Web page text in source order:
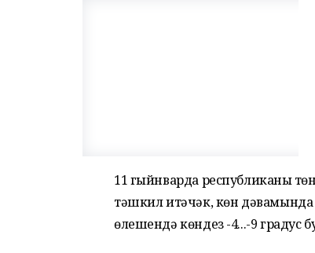
11 гыйнварда республиканың
тәшкил итәчәк, көн дәвамында -
өлешендә көндез -4...-9 градус